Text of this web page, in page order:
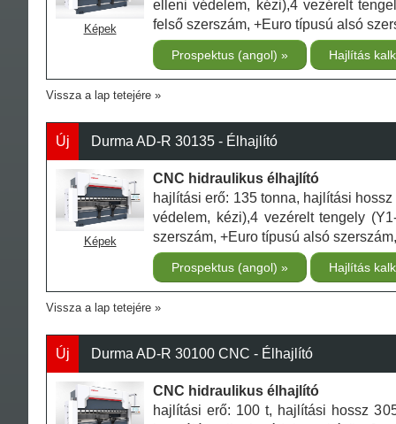
Képek
elleni védelem, kézi),4 vezérelt
felső szerszám, +Euro típusú alsó
Prospektus (angol) Hajlítás
Vissza a lap tetejére
Új Durma AD-R 30135 - Élhajlító
Képek
CNC hidraulikus élhajlító
hajlítási erő: 135 tonna, hajlítási
védelem, kézi),4 vezérelt tengely
szerszám, +Euro típusú alsó szerszám,
Prospektus (angol) Hajlítás
Vissza a lap tetejére
Új Durma AD-R 30100 CNC - Élhajlító
CNC hidraulikus élhajlító
hajlítási erő: 100 t, hajlítási hossz